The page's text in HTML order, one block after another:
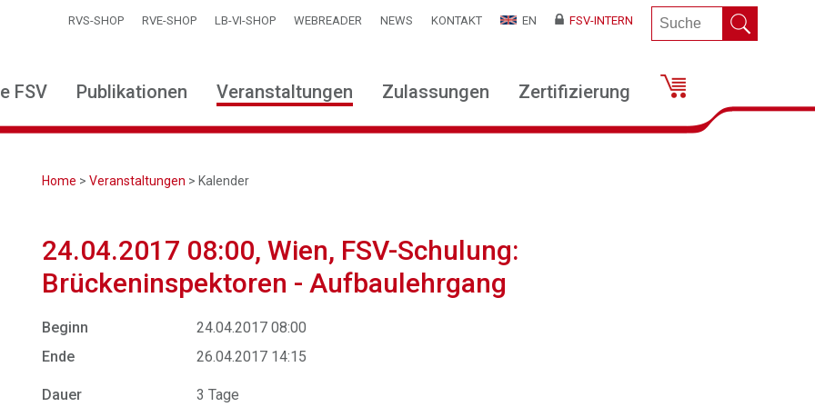
RVS-SHOP RVE-SHOP LB-VI-SHOP WEBREADER NEWS KONTAKT EN FSV-INTERN
FSV Publikationen Veranstaltungen Zulassungen Zertifizierung
Home >Veranstaltungen > Kalender
24.04.2017 08:00, Wien, FSV-Schulung:
Brückeninspektoren - Aufbaulehrgang
Beginn
24.04.2017 08:00
Ende
26.04.2017 14:15
Dauer 3 Tage